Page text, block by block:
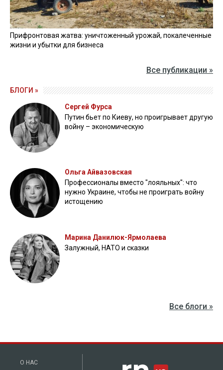
Прифронтовая жатва: уничтоженный урожай, покалеченные
жизни и убытки для бизнеса
Все публикации »
БЛОГИ »
Сергей Фурса
Путин бьет по Киеву, но проигрывает другую
войну – экономическую
Ольга Айвазовская
Профессионалы вместо "лояльных": что
нужно Украине, чтобы не проиграть войну
истощению
Марина Данилюк-Ярмолаева
Залужный, НАТО и сказки
Все блоги »
О НАС